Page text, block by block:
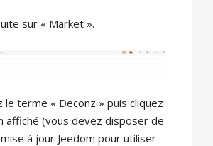
sur « Market ».
le terme « Deconz » puis cliquez
affiché (vous devez disposer de
à jour Jeedom pour utiliser